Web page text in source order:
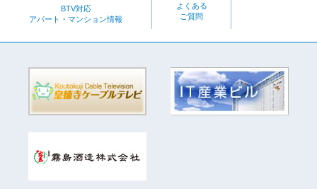
BTV対応
アパート・マンション情報
よくある
ご質問